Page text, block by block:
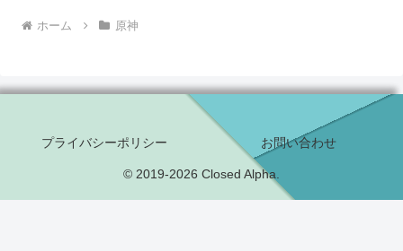
ホーム 原神
プライバシーポリシー お問い合わせ
© 2019-2026 Closed Alpha.